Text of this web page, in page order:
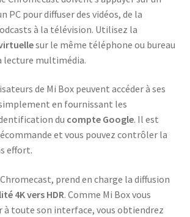
PC pour diffuser des vidéos, de la
à la télévision. Utilisez la
sur le même téléphone ou bureau
lecture multimédia.
de Mi Box peuvent accéder à ses
en fournissant les
du compte Google. Il est
et vous pouvez contrôler la
effort.
prend en charge la diffusion
4K vers HDR. Comme Mi Box vous
à toute son interface, vous obtiendrez